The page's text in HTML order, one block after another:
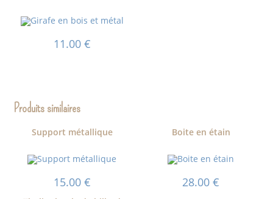
11.00 €
Produits similaires
Support métallique
15.00 €
Boite en étain
28.00€